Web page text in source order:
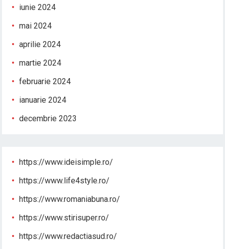
iunie 2024
mai 2024
aprilie 2024
martie 2024
februarie 2024
ianuarie 2024
decembrie 2023
https://www.ideisimple.ro/
https://www.life4style.ro/
https://www.romaniabuna.ro/
https://www.stirisuper.ro/
https://www.redactiasud.ro/